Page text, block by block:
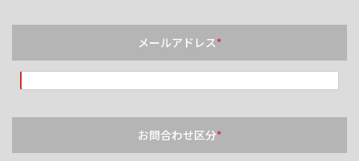
メールアドレス*
お問合わせ区分*